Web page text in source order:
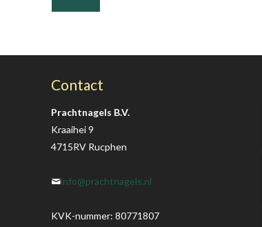
Contact
Prachtnagels B.V.
Kraaihei 9
4715RV Rucphen
info@prachtnagels.nl
KVK-nummer: 80771807